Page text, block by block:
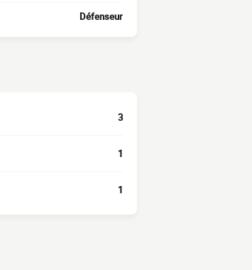
Défenseur
3
1
1